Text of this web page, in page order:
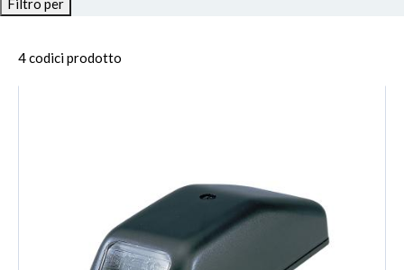
Filtro per
4 codici prodotto